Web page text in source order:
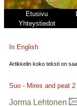
Etusivu
Yhteystiedot
In English
Artikkelin koko teksti on
Suo - Mires and peat 2
Jorma Lehtonen